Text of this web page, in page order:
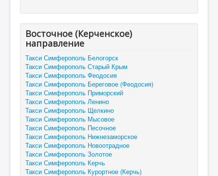
Восточное (Керченское)
направление
Такси Симферополь Белогорск
Такси Симферополь Старый Крым
Такси Симферополь Феодосия
Такси Симферополь Береговое (Феодосия)
Такси Симферополь Приморский
Такси Симферополь Ленино
Такси Симферополь Щелкино
Такси Симферополь Мысовое
Такси Симферополь Песочное
Такси Симферополь Нижнезаморское
Такси Симферополь Новоотрадное
Такси Симферополь Золотое
Такси Симферополь Керчь
Такси Симферополь Курортное (Керчь)